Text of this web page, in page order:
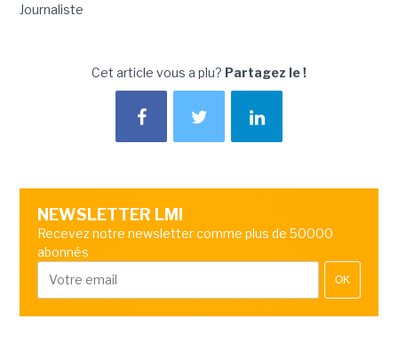
Journaliste
Cet article vous a plu? Partagez le !
NEWSLETTER LMI
Recevez notre newsletter comme plus de 50000
abonnés
OK